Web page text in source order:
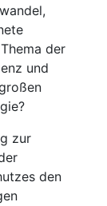
der
und
zur
den